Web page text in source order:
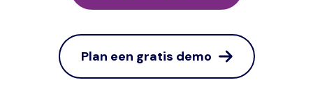
Plan een gratis demo